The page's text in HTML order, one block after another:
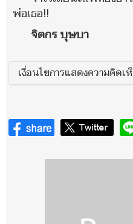
พ่อเธอ!!
จิตกร บุษบา
เงื่อนไขการแสดงความคิดเ